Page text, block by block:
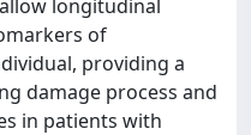
longitudinal
of
providing a
damage process and
in patients with